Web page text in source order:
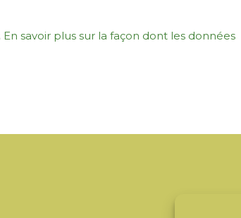
En savoir plus sur la façon dont les données